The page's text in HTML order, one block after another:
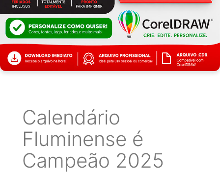
Calendário
Fluminense é
Campeão 2025